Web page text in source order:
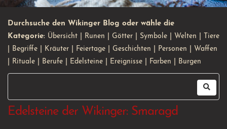
Durchsuche den Wikinger Blog oder wähle die
Kategorie: Übersicht Runen Götter Symbole Welten
Tiere
Begriffe Kräuter Feiertage Geschichten Personen
Waffen
Rituale Berufe Edelsteine Ereignisse Farben Burgen
Edelsteine der Wikinger: Smaragd